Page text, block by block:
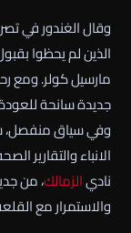
وقال الغندور في
الذين لم يحظوا
مارسيل كولر. ومع
جديدة سانحة
وفي سياق منفصل،
الانباء والتقارير
ناديالزمالك، من
والاستمرار مع